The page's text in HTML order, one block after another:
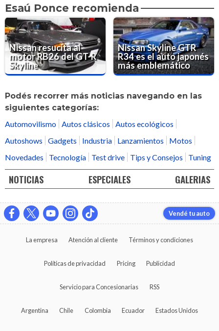
Esaú Ponce recomienda
Nissan resucita al
motor RB26 del GT-R
Skyline
Nissan Skyline GTR
R34 es el auto japonés
más emblemático
Podés recorrer más noticias navegando en las
siguientes categorías:
Automovilismo Autos clásicos
Autos ecológicos
Autoshows
Gadgets Industria Lanzamientos
Motos
Novedades
Tecnología Test drive Tips y Consejos Tuning
NOTICIAS ESPECIALES GALERIAS
Vendé tu auto
La empresa Atención al cliente Términos y condiciones
Políticas de privacidad Pricing Publicidad
Servicio para Concesionarias RSS
Argentina Chile Colombia Ecuador Estados Unidos